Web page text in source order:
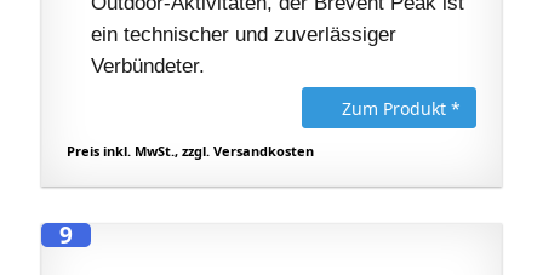
ein technischer und zuverlässiger
Verbündeter.
Zum Produkt *
Preis inkl. MwSt., zzgl. Versandkosten
9